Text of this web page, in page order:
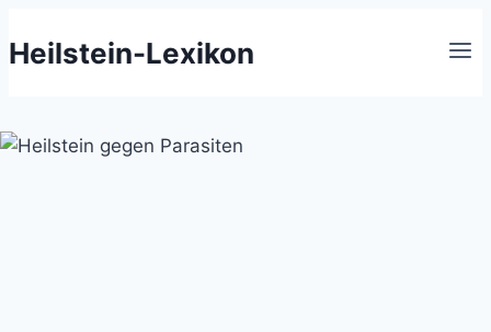
Inhalt
Heilstein-Lexikon